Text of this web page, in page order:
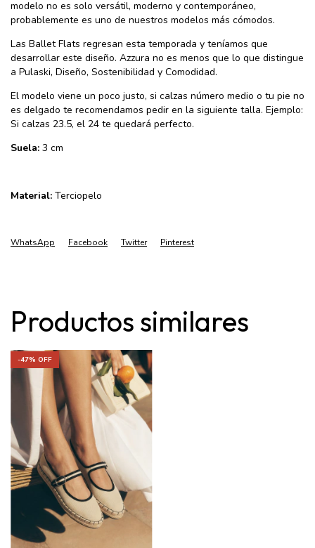
modelo no es solo versátil, moderno y contemporáneo,
probablemente es uno de nuestros modelos más cómodos.
Las Ballet Flats regresan esta temporada y teníamos que
desarrollar este diseño. Azzura no es menos que lo que distingue
a Pulaski, Diseño, Sostenibilidad y Comodidad.
El modelo viene un poco justo, si calzas número medio o tu pie no
es delgado te recomendamos pedir en la siguiente talla. Ejemplo:
Si calzas 23.5, el 24 te quedará perfecto.
Suela: 3 cm
Material: Terciopelo
WhatsApp Facebook Twitter Pinterest
Productos similares
-47% OFF